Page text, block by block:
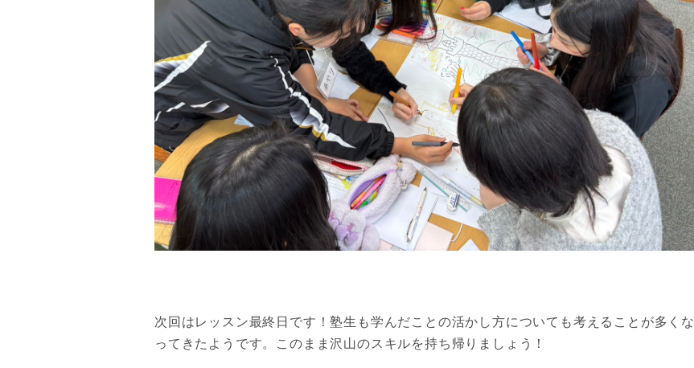
次回はレッスン最終日 です！塾生も学んだことの活かし方についても考えることが多くな
ってきたようです。このまま沢山のスキルを持ち帰りましょう！